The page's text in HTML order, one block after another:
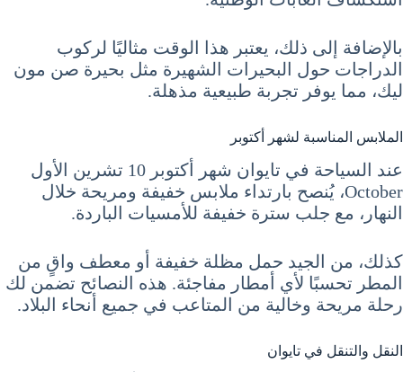
بالإضافة إلى ذلك، يعتبر هذا الوقت مثاليًا لركوب
الدراجات حول البحيرات الشهيرة مثل بحيرة صن مون
ليك، مما يوفر تجربة طبيعية مذهلة.
الملابس المناسبة لشهر أكتوبر
عند السياحة في تايوان شهر أكتوبر 10 تشرين الأول
October، يُنصح بارتداء ملابس خفيفة ومريحة خلال
النهار، مع جلب سترة خفيفة للأمسيات الباردة.
كذلك، من الجيد حمل مظلة خفيفة أو معطف واقٍ من
المطر تحسبًا لأي أمطار مفاجئة. هذه النصائح تضمن لك
رحلة مريحة وخالية من المتاعب في جميع أنحاء البلاد.
النقل والتنقل في تايوان